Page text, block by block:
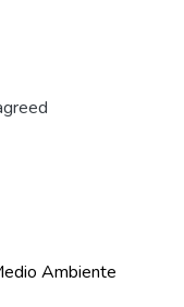
Ambiente